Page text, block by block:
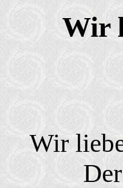
Wir
Wir